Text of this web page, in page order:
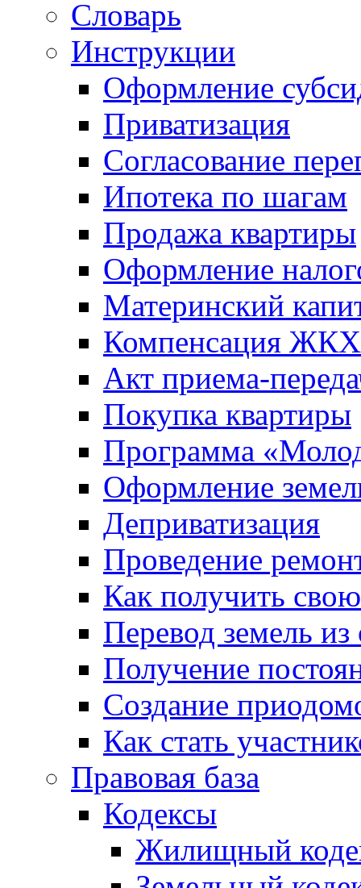
Словарь
Инструкции
Оформление
Приватизация
Согласование
Ипотека по шагам
Продажа квартиры
Оформление
Материнский
Компенсация ЖКХ
Акт приема-
Покупка квартиры
Программа
Оформление
Деприватизация
Проведение
Как получить
Перевод земель
Получение
Создание
Как стать
Правовая база
Кодексы
Жилищный